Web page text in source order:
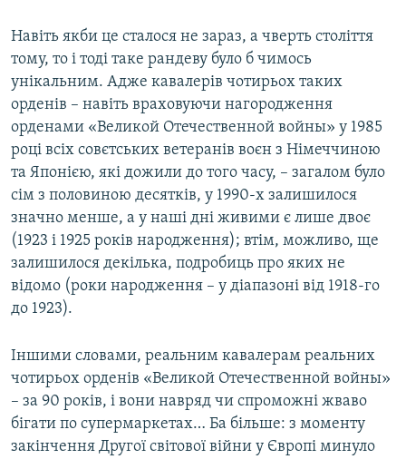
Навіть якби це сталося не зараз, а чверть століття
тому, то і тоді таке рандеву було б чимось
унікальним. Адже кавалерів чотирьох таких
орденів – навіть враховуючи нагородження
орденами «Великой Отечественной войны» у 1985
році всіх совєтських ветеранів воєн з Німеччиною
та Японією, які дожили до того часу, – загалом було
сім з половиною десятків, у 1990-х залишилося
значно менше, а у наші дні живими є лише двоє
(1923 і 1925 років народження); втім, можливо, ще
залишилося декілька, подробиць про яких не
відомо (роки народження – у діапазоні від 1918-го
до 1923).
Іншими словами, реальним кавалерам реальних
чотирьох орденів «Великой Отечественной войны»
– за 90 років, і вони навряд чи спроможні жваво
бігати по супермаркетах… Ба більше: з моменту
закінчення Другої світової війни у Європі минуло